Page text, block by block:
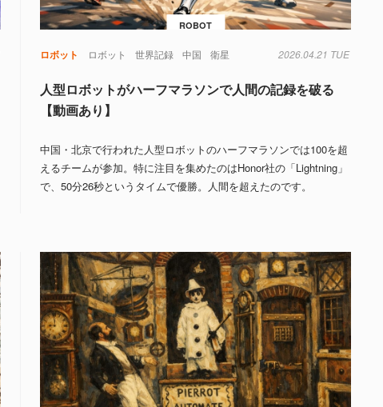
ROBOT
ロボット ロボット 世界記録 中国 衛星 2026.04.21 TUE
人型ロボットがハーフマラソンで人間の記録を破る
【動画あり】
中国・北京で行われた人型ロボットのハーフマラソンでは100を超
えるチームが参加。特に注目を集めたのはHonor社の「Lightning」
で、50分26秒というタイムで優勝。人間を超えたのです。